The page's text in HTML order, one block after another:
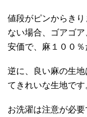
値段がピンからき
ない場合、ゴアゴア
安価で、麻１００％
逆に、良い麻の生
てきれいな生地です
お洗濯は注意が必